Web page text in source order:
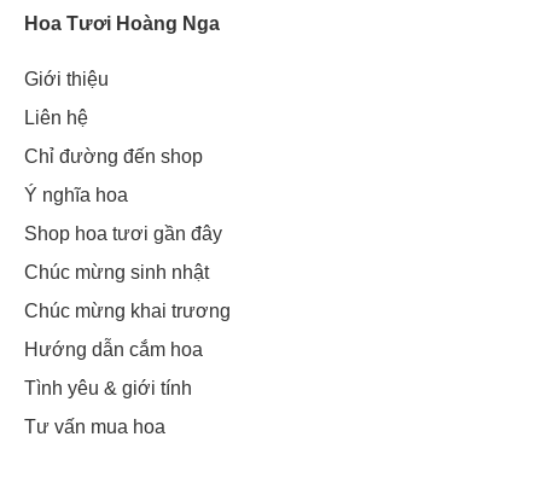
Hoa Tươi Hoàng Nga
Giới thiệu
Liên hệ
Chỉ đường đến shop
Ý nghĩa hoa
Shop hoa tươi gần đây
Chúc mừng sinh nhật
Chúc mừng khai trương
Hướng dẫn cắm hoa
Tình yêu & giới tính
Tư vấn mua hoa